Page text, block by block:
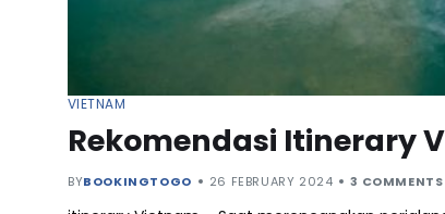
VIETNAM
Rekomendasi Itinerary
BYBOOKINGTOGO 26 FEBRUARY 2024 3 COMMENTS